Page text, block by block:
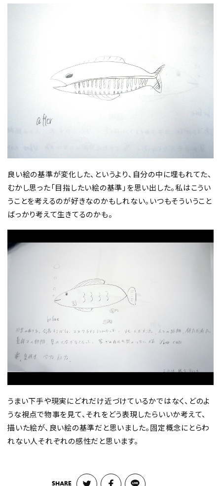
良い絵の基準が変化した、というより、自分の中に埋もれてた、
むかし思った「目指したい絵の基準」を思い出した。私はこうい
うことを考えるのが好きなのかもしれない。いつもそういうこと
ばっかり考えて生きてるのかも。
うまい下手や現実にどれだけ近づけているかではなく、どのよ
うな視点で物事を見て、それをどう表現したらいいか考えて、
描いた絵が、良い絵の基準だと思いました。固定概念にとらわ
れない人それぞれの感性だと思います。
SHARE